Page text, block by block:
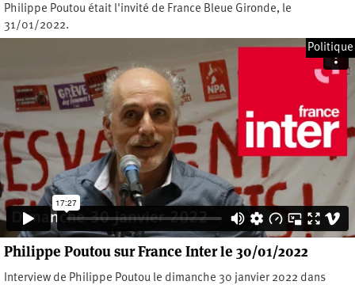
Philippe Poutou était l'invité de France Bleue Gironde, le
31/01/2022.
Lundi 31 janvier 2022
Politique
Philippe Poutou sur France Inter le 30/01/2022
Interview de Philippe Poutou le dimanche 30 janvier 2022 dans